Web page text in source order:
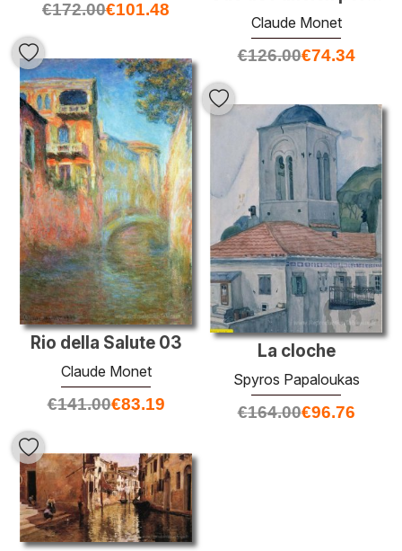
€172.00€101.48
Claude Monet
€126.00€74.34
Rio della Salute 03
Claude Monet
€141.00€83.19
La cloche
Spyros Papaloukas
€164.00€96.76